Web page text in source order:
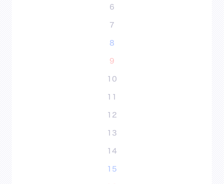
6
7
8
9
10
11
12
13
14
15